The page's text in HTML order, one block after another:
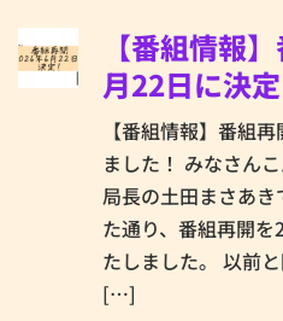
【番組情報
月22日に決
【番組情報】番組
ました！ みなさん
局長の土田まさあき
た通り、番組再開
たしました。 以前
[…]